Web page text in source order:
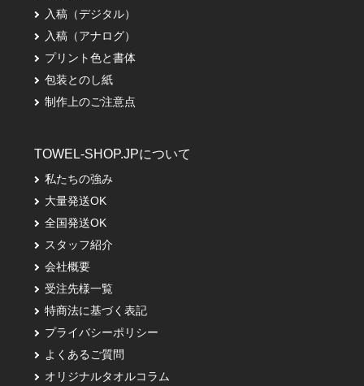
入稿（デジタル）
入稿（アナログ）
プリント色と書体
包装とのし紙
制作上のご注意点
TOWEL-SHOP.JPについて
私たちの強み
大量発送OK
全国発送OK
スタッフ紹介
会社概要
受注先様一覧
特商法に基づく表記
プライバシーポリシー
よくあるご質問
オリジナルタオルコラム